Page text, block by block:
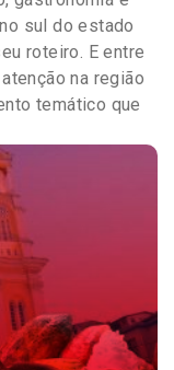
sul do estado
roteiro. E entre
na região
temático que